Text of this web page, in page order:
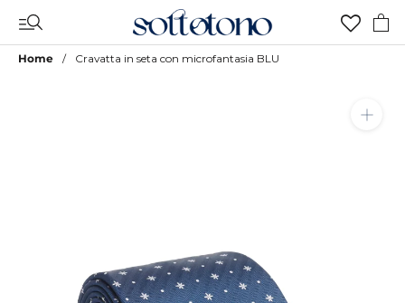
contenuto
Home Cravatta in seta con microfantasia BLU